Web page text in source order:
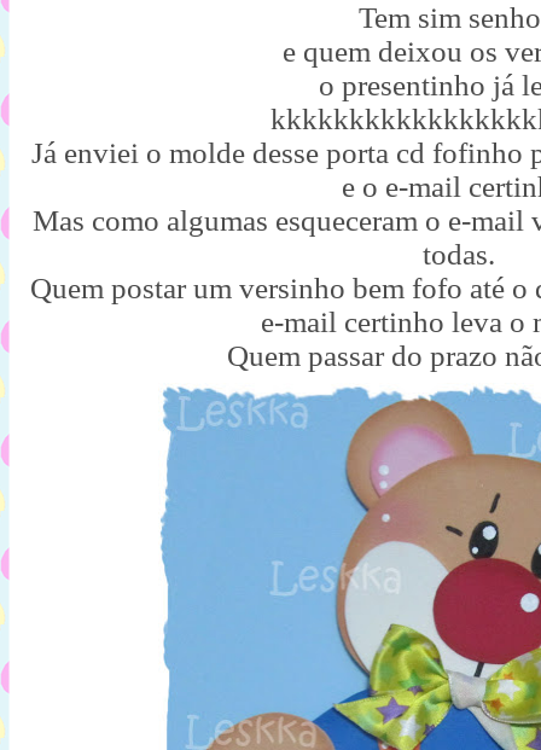
Tem sim
e quem deixou os
o presentinho já
Já enviei o molde desse porta cd fofinho
e o e-mail
Mas como algumas esqueceram o e-mail
todas.
Quem postar um versinho bem fofo até
e-mail certinho leva o
Quem passar do prazo